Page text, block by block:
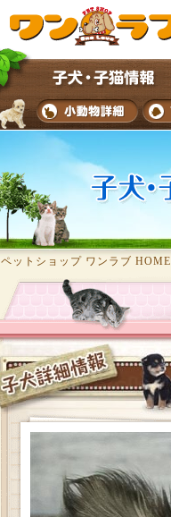
ペットショップ ワンラブ HOME